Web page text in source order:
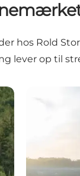
Rold
lever op til